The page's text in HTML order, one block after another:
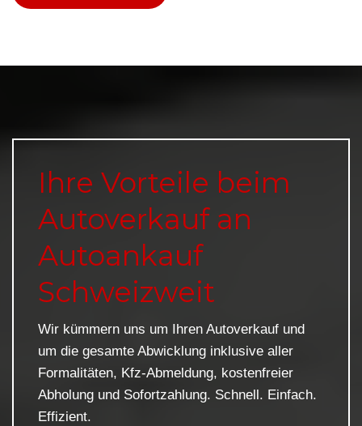
Ihre Vorteile beim
Autoverkauf an
Autoankauf
Schweizweit
Wir kümmern uns um Ihren Autoverkauf und
um die gesamte Abwicklung inklusive aller
Formalitäten, Kfz-Abmeldung, kostenfreier
Abholung und Sofortzahlung. Schnell. Einfach.
Effizient.